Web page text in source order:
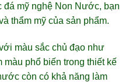
đá mỹ nghệ Non Nước, bạn
thẩm mỹ của sản phẩm.
màu sắc chủ đạo như
màu phổ biến trong thiết kế
còn có khả năng làm